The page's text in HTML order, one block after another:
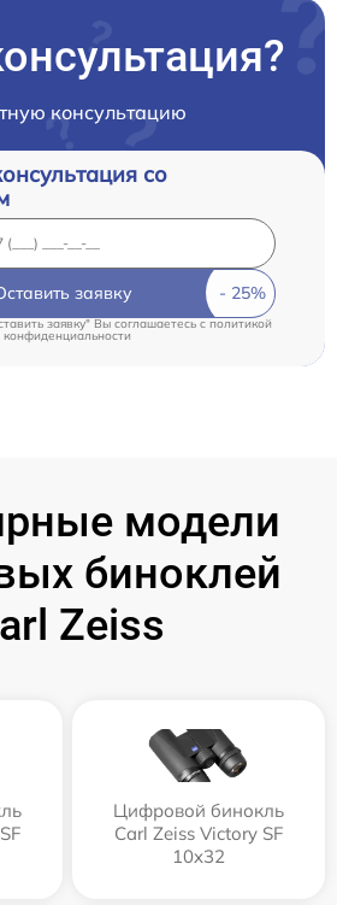
консультацию
со
заявку
заявку" Вы соглашаетесь cполитикой
конфиденциальности
модели
биноклей
Zeiss
Цифровой бинокль
Carl Zeiss Victory SF
10x32